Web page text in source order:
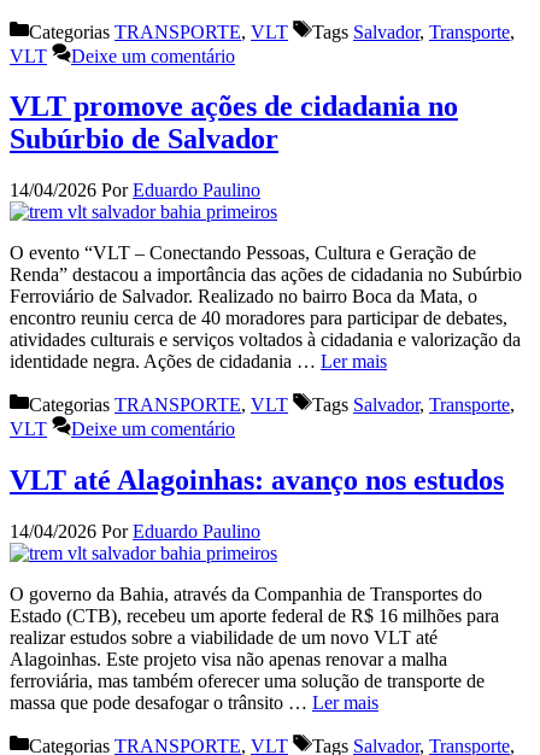
Categorias TRANSPORTE, VLT Tags Salvador, Transporte,
VLT
Deixe um comentário
VLT promove ações de cidadania no
Subúrbio de Salvador
14/04/2026 PorEduardo Paulino
O evento “VLT – Conectando Pessoas, Cultura e Geração de
Renda” destacou a importância das ações de cidadania no Subúrbio
Ferroviário de Salvador. Realizado no bairro Boca da Mata, o
encontro reuniu cerca de 40 moradores para participar de debates,
atividades culturais e serviços voltados à cidadania e valorização da
identidade negra. Ações de cidadania … Ler mais
Categorias TRANSPORTE, VLT Tags Salvador, Transporte,
VLT
Deixe um comentário
VLT até Alagoinhas: avanço nos estudos
14/04/2026 PorEduardo Paulino
O governo da Bahia, através da Companhia de Transportes do
Estado (CTB), recebeu um aporte federal de R$ 16 milhões para
realizar estudos sobre a viabilidade de um novo VLT até
Alagoinhas. Este projeto visa não apenas renovar a malha
ferroviária, mas também oferecer uma solução de transporte de
massa que pode desafogar o trânsito … Ler mais
Categorias TRANSPORTE, VLT Tags Salvador, Transporte,